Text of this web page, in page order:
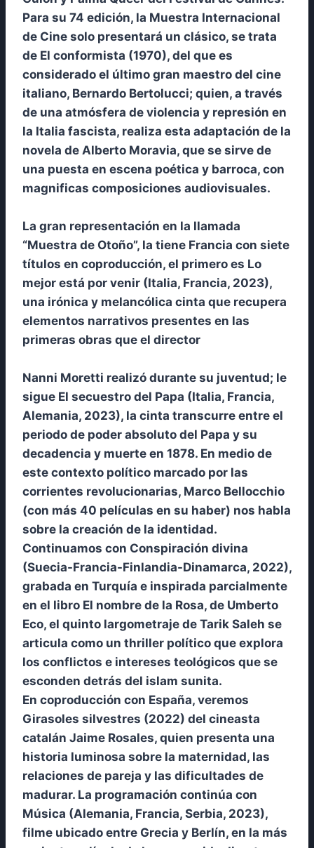
Para su 74 edición, la Muestra Internacional
de Cine solo presentará un clásico, se trata
de El conformista (1970), del que es
considerado el último gran maestro del cine
italiano, Bernardo Bertolucci; quien, a través
de una atmósfera de violencia y represión en
la Italia fascista, realiza esta adaptación de la
novela de Alberto Moravia, que se sirve de
una puesta en escena poética y barroca, con
magnificas composiciones audiovisuales.
La gran representación en la llamada
“Muestra de Otoño”, la tiene Francia con siete
títulos en coproducción, el primero es Lo
mejor está por venir (Italia, Francia, 2023),
una irónica y melancólica cinta que recupera
elementos narrativos presentes en las
primeras obras que el director
Nanni Moretti realizó durante su juventud; le
sigue El secuestro del Papa (Italia, Francia,
Alemania, 2023), la cinta transcurre entre el
periodo de poder absoluto del Papa y su
decadencia y muerte en 1878. En medio de
este contexto político marcado por las
corrientes revolucionarias, Marco Bellocchio
(con más 40 películas en su haber) nos habla
sobre la creación de la identidad.
Continuamos con Conspiración divina
(Suecia-Francia-Finlandia-Dinamarca, 2022),
grabada en Turquía e inspirada parcialmente
en el libro El nombre de la Rosa, de Umberto
Eco, el quinto largometraje de Tarik Saleh se
articula como un thriller político que explora
los conflictos e intereses teológicos que se
esconden detrás del islam sunita.
En coproducción con España, veremos
Girasoles silvestres (2022) del cineasta
catalán Jaime Rosales, quien presenta una
historia luminosa sobre la maternidad, las
relaciones de pareja y las dificultades de
madurar. La programación continúa con
Música (Alemania, Francia, Serbia, 2023),
filme ubicado entre Grecia y Berlín, en la más